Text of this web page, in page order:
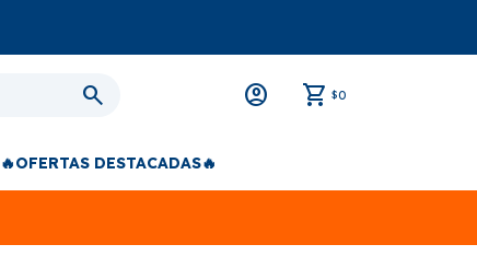
$0
🔥OFERTAS DESTACADAS🔥